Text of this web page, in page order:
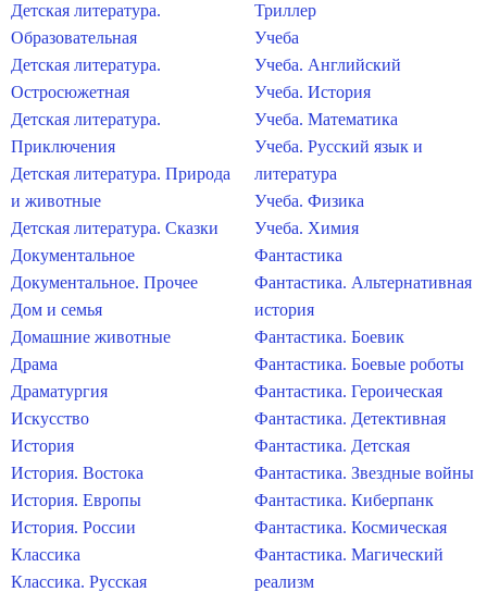
Детская литература.
Образовательная
Детская литература.
Остросюжетная
Детская литература.
Приключения
Детская литература. Природа
и животные
Детская литература. Сказки
Документальное
Документальное. Прочее
Дом и семья
Домашние животные
Драма
Драматургия
Искусство
История
История. Востока
История. Европы
История. России
Классика
Классика. Русская
Триллер
Учеба
Учеба. Английский
Учеба. История
Учеба. Математика
Учеба. Русский язык и
литература
Учеба. Физика
Учеба. Химия
Фантастика
Фантастика. Альтернативная
история
Фантастика. Боевик
Фантастика. Боевые роботы
Фантастика. Героическая
Фантастика. Детективная
Фантастика. Детская
Фантастика. Звездные войны
Фантастика. Киберпанк
Фантастика. Космическая
Фантастика. Магический
реализм